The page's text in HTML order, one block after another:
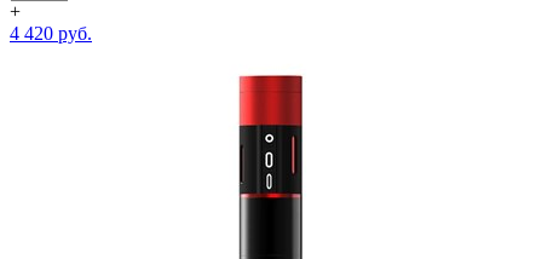
+
4 420 руб.